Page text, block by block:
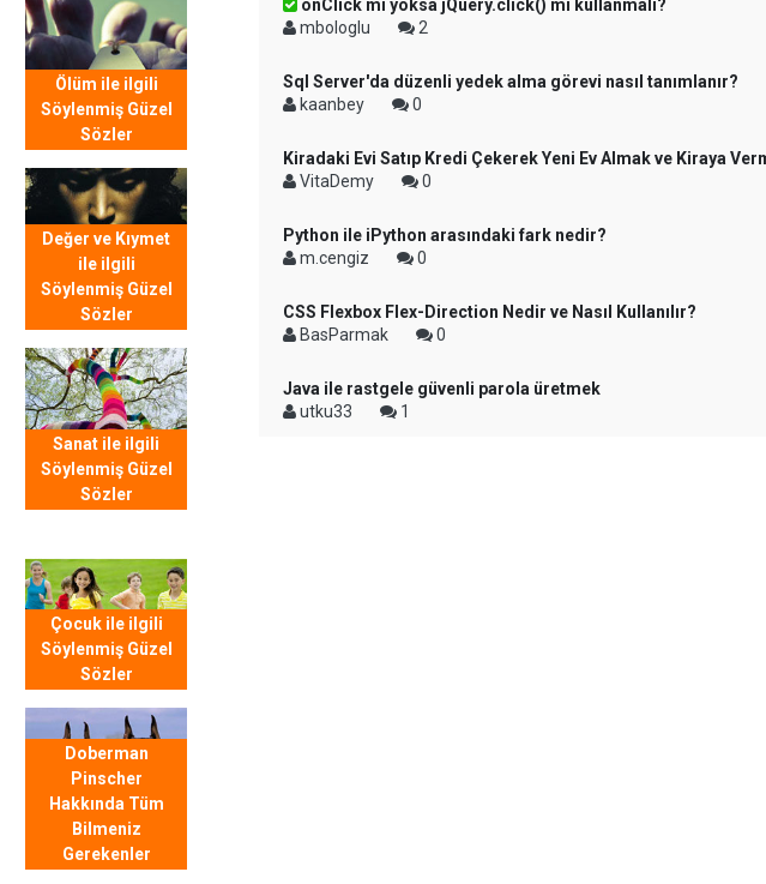
Ölüm ile ilgili
Söylenmiş Güzel
Sözler
Değer ve Kıymet
ile ilgili
Söylenmiş Güzel
Sözler
Sanat ile ilgili
Söylenmiş Güzel
Sözler
Çocuk ile ilgili
Söylenmiş Güzel
Sözler
Doberman
Pinscher
Hakkında Tüm
Bilmeniz
Gerekenler
onClick mi yoksa jQuery.click() mi kullanmalı?
mbologlu
2
Sql Server'da düzenli yedek alma görevi nasıl tanımlanır?
kaanbey
0
Kiradaki Evi Satıp Kredi Çekerek Yeni Ev Almak ve Kiraya
VitaDemy
0
Python ile iPython arasındaki fark nedir?
m.cengiz
0
CSS Flexbox Flex-Direction Nedir ve Nasıl Kullanılır?
BasParmak
0
Java ile rastgele güvenli parola üretmek
utku33
1